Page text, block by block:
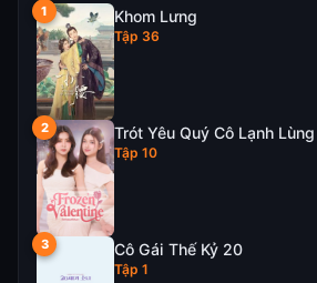
Khom Lưng
Tập 36
Trót Yêu Quý Cô Lạnh Lùng
Tập 10
Cô Gái Thế Kỷ 20
Tập 1